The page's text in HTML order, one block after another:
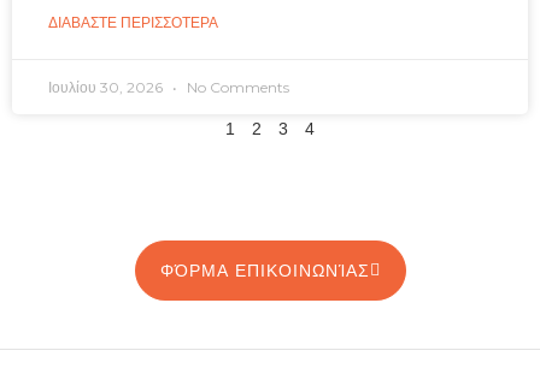
ΔΙΑΒΑΣΤΕ ΠΕΡΙΣΣΟΤΕΡΑ
Ιουλίου 30, 2026 No Comments
1 2 3 4
ΦΌΡΜΑ ΕΠΙΚΟΙΝΩΝΊΑΣ